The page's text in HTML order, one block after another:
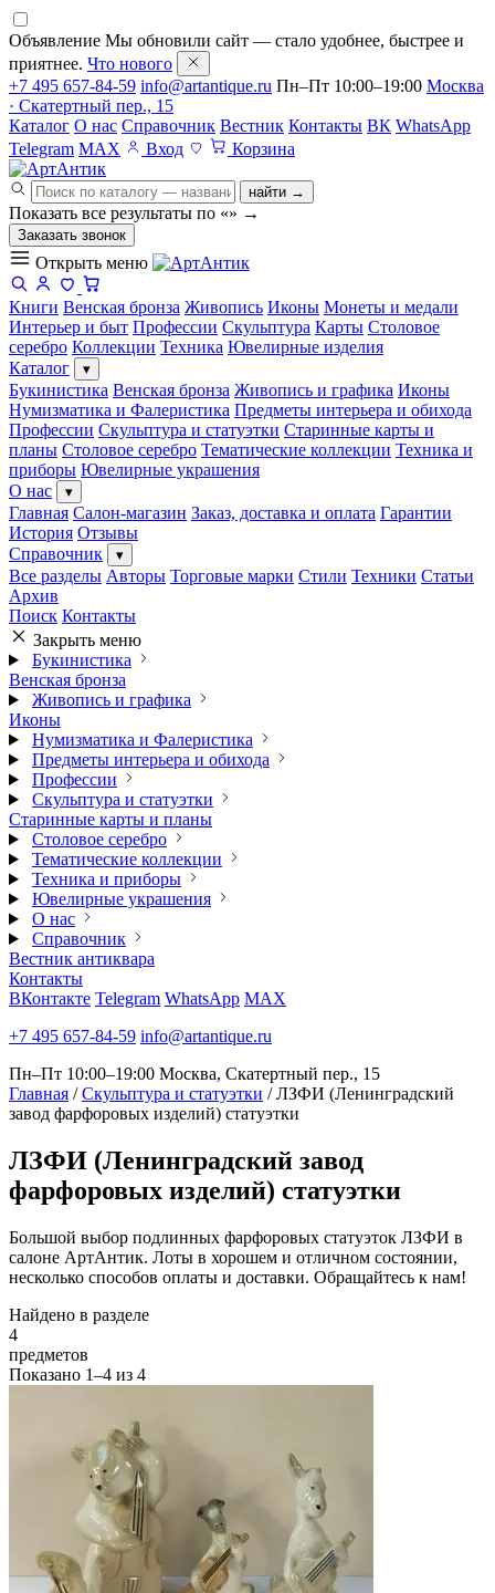
Объявление Мы обновили сайт — стало удобнее, быстрее и
приятнее. Что нового
+7 495 657-84-59 info@artantique.ru Пн–Пт 10:00–19:00 Москва
· Скатертный пер., 15
Каталог О нас Справочник Вестник Контакты ВК WhatsApp
Telegram MAX Вход Корзина
найти →
Показать все результаты по «» →
Заказать звонок
Открыть меню
Книги Венская бронза Живопись Иконы Монеты и медали
Интерьер и быт Профессии Скульптура Карты Столовое
серебро Коллекции Техника Ювелирные изделия
Каталог
▾
Букинистика Венская бронза Живопись и графика Иконы
Нумизматика и Фалеристика Предметы интерьера и обихода
Профессии Скульптура и статуэтки Старинные карты и
планы Столовое серебро Тематические коллекции Техника и
приборы Ювелирные украшения
О нас
▾
Главная Салон-магазин Заказ, доставка и оплата Гарантии
История Отзывы
Справочник
▾
Все разделы Авторы Торговые марки Стили Техники Статьи
Архив
Поиск Контакты
Закрыть меню
Букинистика
Венская бронза
Живопись и графика
Иконы
Нумизматика и Фалеристика
Предметы интерьера и обихода
Профессии
Скульптура и статуэтки
Старинные карты и планы
Столовое серебро
Тематические коллекции
Техника и приборы
Ювелирные украшения
О нас
Справочник
Вестник антиквара
Контакты
ВКонтакте Telegram WhatsApp MAX
+7 495 657-84-59 info@artantique.ru
Пн–Пт 10:00–19:00 Москва, Скатертный пер., 15
Главная / Скульптура и статуэтки / ЛЗФИ (Ленинградский
завод фарфоровых изделий) статуэтки
ЛЗФИ (Ленинградский завод
фарфоровых изделий) статуэтки
Большой выбор подлинных фарфоровых статуэток ЛЗФИ в
салоне АртАнтик. Лоты в хорошем и отличном состоянии,
несколько способов оплаты и доставки. Обращайтесь к нам!
Найдено в разделе
4
предметов
Показано 1–4 из 4